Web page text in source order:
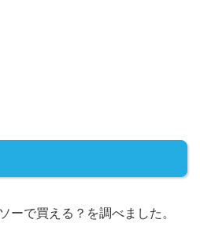
ーで買える？を調べました。